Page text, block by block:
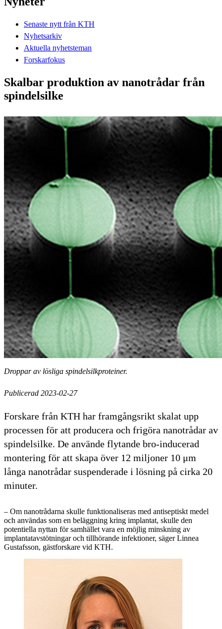
Senaste nytt från KTH
Nyhetsarkiv
Aktuella nyhetsteman
Forskarfokus
Skalbar produktion av nanotrådar från
spindelsilke
Droppar av lösliga spindelsilkproteiner.
Publicerad 2023-02-27
Forskare från KTH har framgångsrikt skalat upp
processen för att producera och frigöra nanotrådar av
spindelsilke. De använde flytande bro-inducerad
montering för att skapa över 12 miljoner 10 μm
långa nanotrådar suspenderade i lösning på cirka 20
minuter.
– Om nanotrådarna skulle funktionaliseras med antiseptiskt medel
och användas som en beläggning kring implantat, skulle den
potentiella nyttan för samhället vara en möjlig minskning av
implantatavstötningar och tillhörande infektioner, säger Linnea
Gustafsson, gästforskare vid KTH.